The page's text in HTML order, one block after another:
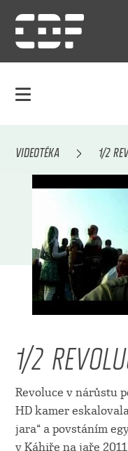
VIDEOTÉKA 1/2
1/2
Revoluce v nárůstu
HD kamer
jara“ a povstáním
v Káhiře na jaře